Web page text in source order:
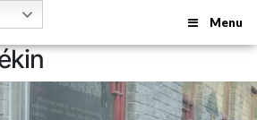
Menu